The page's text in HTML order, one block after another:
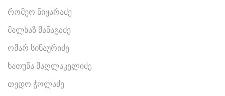
რომეო ნიჟარაძე
მალხაზ მანაგაძე
ომარ სინაურიძე
ხათუნა მაღლაკელიძე
თედო ჭოლაძე